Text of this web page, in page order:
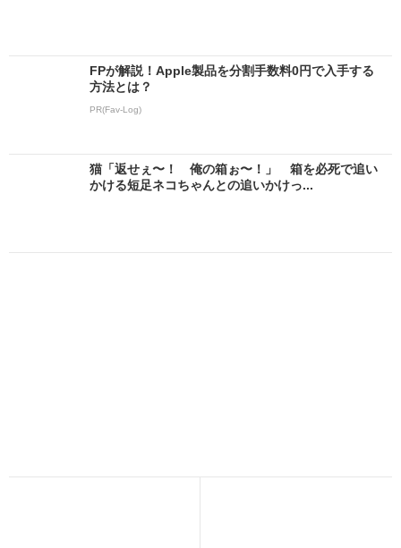
FPが解説！Apple製品を分割手数料0円で入手する
方法とは？
PR(Fav-Log)
猫「返せぇ〜！ 俺の箱ぉ〜！」 箱を必死で追い
かける短足ネコちゃんとの追いかけっ...